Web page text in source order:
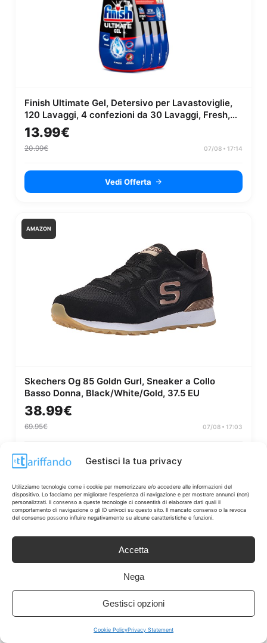
Gestisci la tua privacy
Utilizziamo tecnologie come i cookie per memorizzare e/o accedere alle informazioni del
dispositivo. Lo facciamo per migliorare l'esperienza di navigazione e per mostrare annunci (non)
personalizzati. Il consenso a queste tecnologie ci consentirà di elaborare dati quali il
comportamento di navigazione o gli ID univoci su questo sito. Il mancato consenso o la revoca
del consenso possono influire negativamente su alcune caratteristiche e funzioni.
Accetta
Nega
Gestisci opzioni
Cookie PolicyPrivacy Statement
Finish Ultimate Gel, Detersivo per Lavastoviglie,
120 Lavaggi, 4 confezioni da 30 Lavaggi, Fresh,
Extra Potere...
13.99€
20.99€ 07/08 • 17:14
Vedi Offerta
AMAZON
Skechers Og 85 Goldn Gurl, Sneaker a Collo
Basso Donna, Black/White/Gold, 37.5 EU
38.99€
69.95€ 07/08 • 17:03
Vedi Offerta
AMAZON